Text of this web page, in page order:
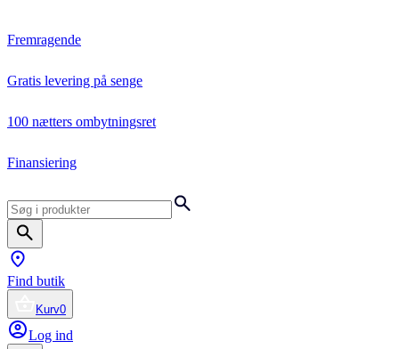
Fremragende
Gratis levering på senge
100 nætters ombytningsret
Finansiering
Find butik
Kurv0
Log ind